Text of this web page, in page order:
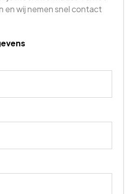
en wij nemen snel contact